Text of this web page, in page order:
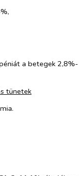
a betegek 2,8%-
tünetek